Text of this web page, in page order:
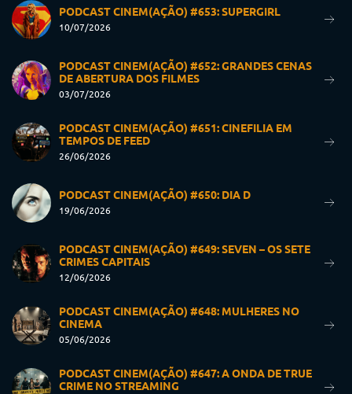
PODCAST CINEM(AÇÃO) #653: SUPERGIRL
10/07/2026
PODCAST CINEM(AÇÃO) #652: GRANDES CENAS
DE ABERTURA DOS FILMES
03/07/2026
PODCAST CINEM(AÇÃO) #651: CINEFILIA EM
TEMPOS DE FEED
26/06/2026
PODCAST CINEM(AÇÃO) #650: DIA D
19/06/2026
PODCAST CINEM(AÇÃO) #649: SEVEN – OS SETE
CRIMES CAPITAIS
12/06/2026
PODCAST CINEM(AÇÃO) #648: MULHERES NO
CINEMA
05/06/2026
PODCAST CINEM(AÇÃO) #647: A ONDA DE TRUE
CRIME NO STREAMING